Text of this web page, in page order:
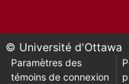
© Université d'Ottawa
Paramètres des
témoins de connexion